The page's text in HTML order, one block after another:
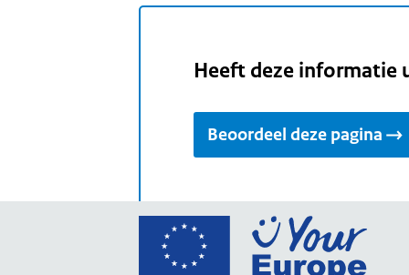
Heeft deze informatie
Beoordeel deze pagina
Ga